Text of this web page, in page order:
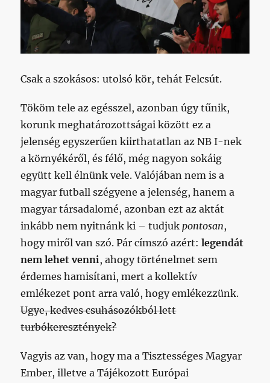
Csak a szokásos: utolsó kör, tehát Felcsút.
Tököm tele az egésszel, azonban úgy tűnik,
korunk meghatározottságai között ez a
jelenség egyszerűen kiirthatatlan az NB I-nek
a környékéről, és félő, még nagyon sokáig
együtt kell élnünk vele. Valójában nem is a
magyar futball szégyene a jelenség, hanem a
magyar társadalomé, azonban ezt az aktát
inkább nem nyitnánk ki – tudjukpontosan,
hogy miről van szó. Pár címszó azért:legendát
nem lehet venni, ahogy történelmet sem
érdemes hamisítani, mert a kollektív
emlékezet pont arra való, hogy emlékezzünk.
Ugye, kedves csuhásozókból lett
turbókeresztények?
Vagyis az van, hogy ma a Tisztességes Magyar
Ember, illetve a Tájékozott Európai